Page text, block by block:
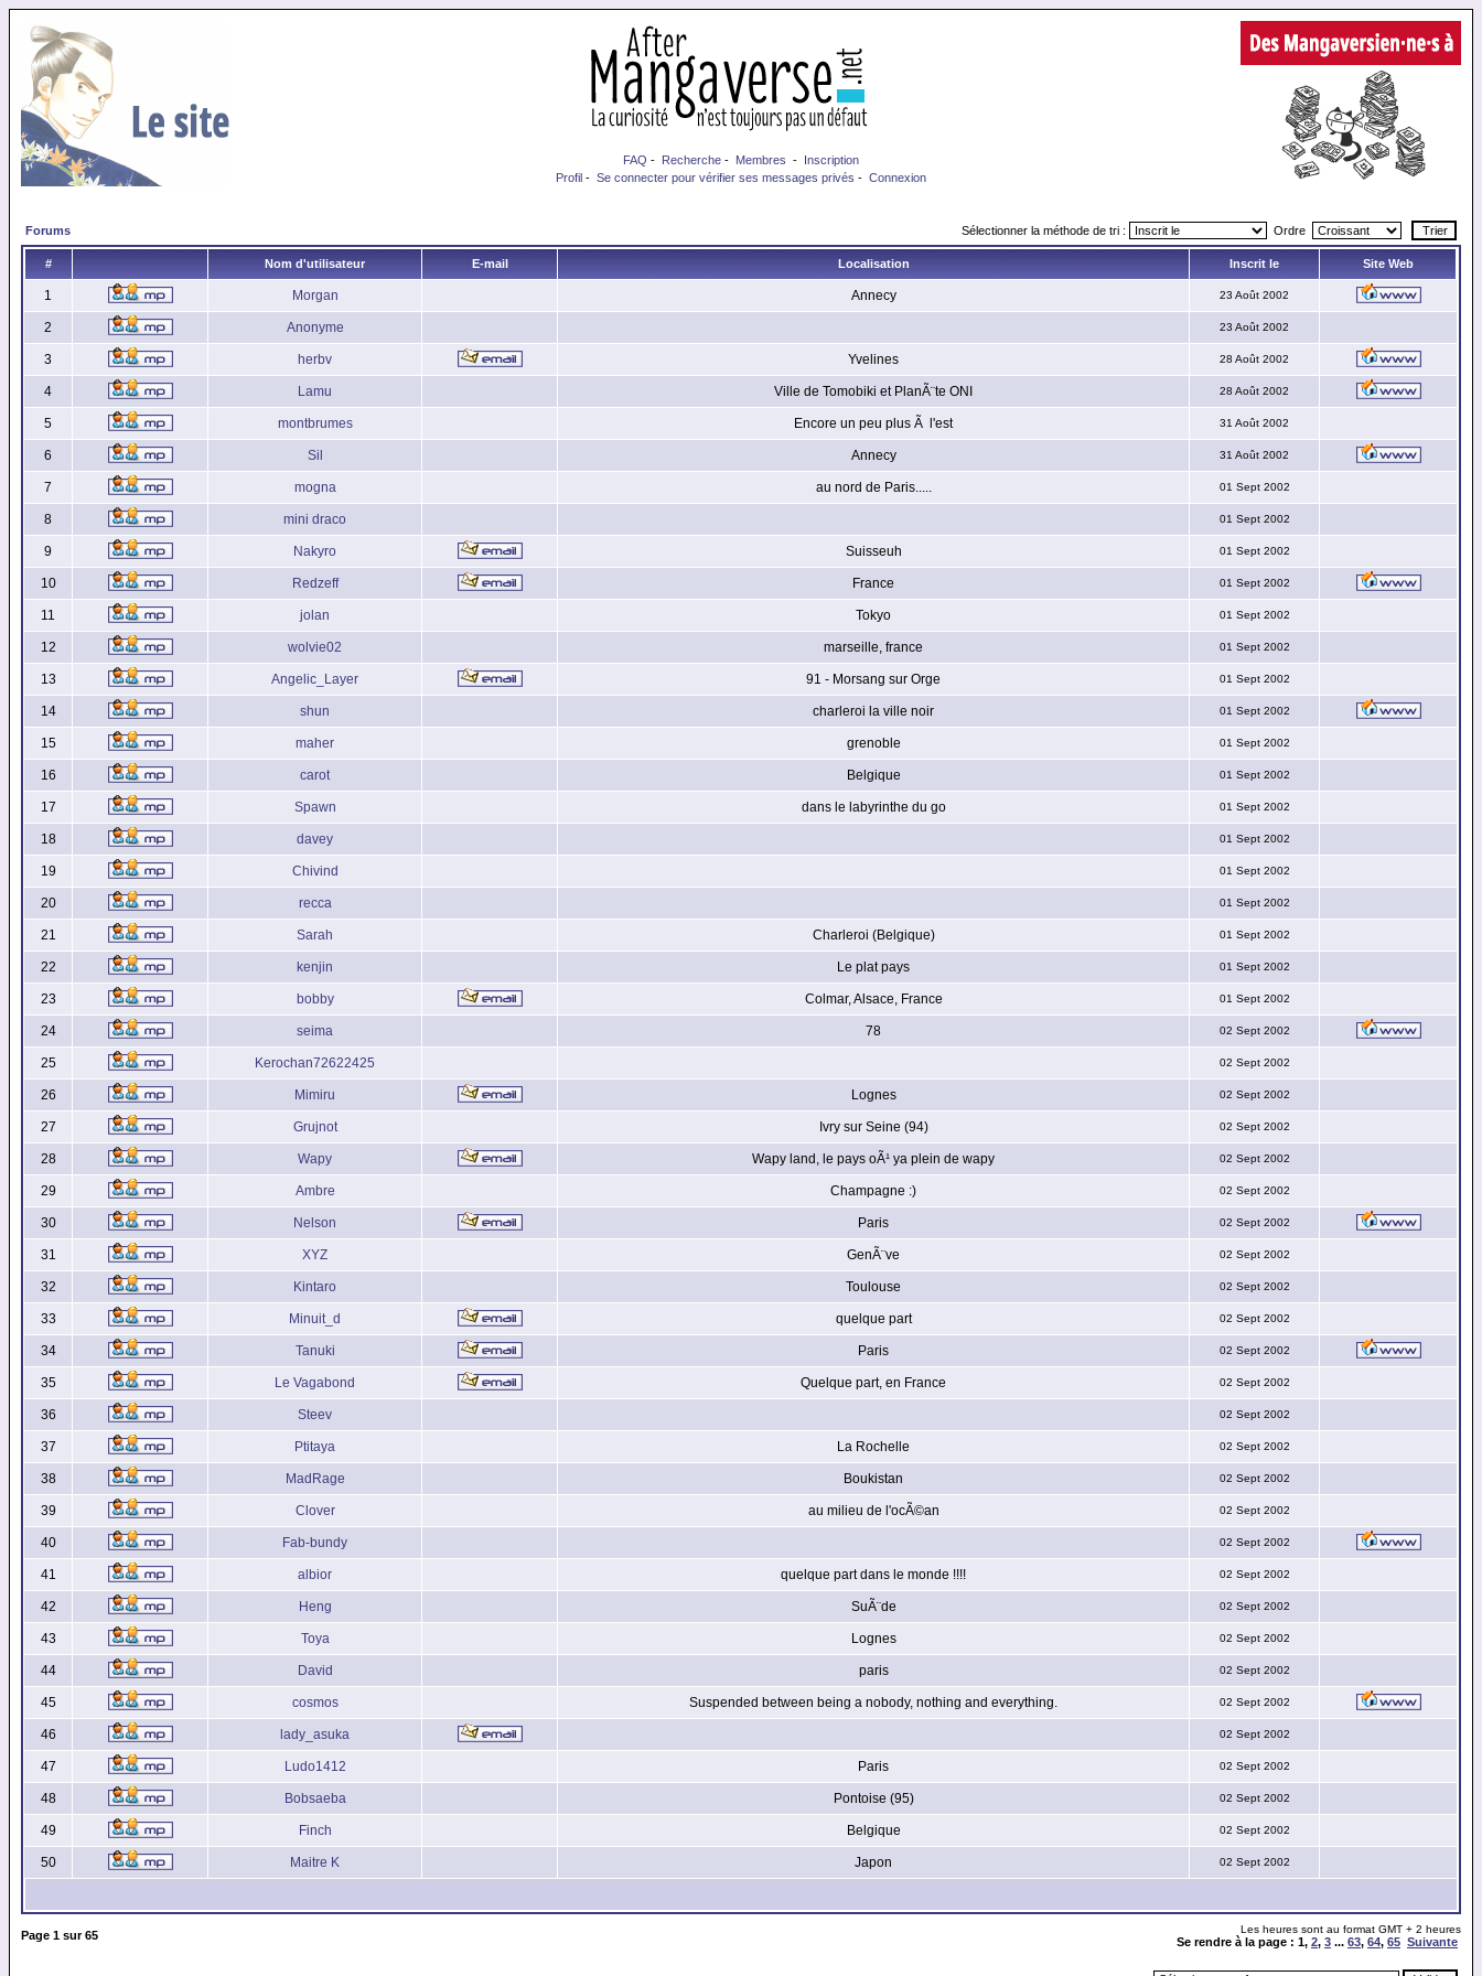
FAQ - Recherche - Membres - Inscription
Profil - Se connecter pour vérifier ses messages privés - Connexion
Forums Sélectionner la méthode de tri : Ordre
# Nom d'utilisateur E-mail Localisation Inscrit le Site Web
1 Morgan Annecy 23 Août 2002
2 Anonyme 23 Août 2002
3 herbv Yvelines 28 Août 2002
4 Lamu Ville de Tomobiki et PlanÃ¨te ONI 28 Août 2002
5 montbrumes Encore un peu plus Ã l'est 31 Août 2002
6 Sil Annecy 31 Août 2002
7 mogna au nord de Paris..... 01 Sept 2002
8 mini draco 01 Sept 2002
9 Nakyro Suisseuh 01 Sept 2002
10 Redzeff France 01 Sept 2002
11 jolan Tokyo 01 Sept 2002
12 wolvie02 marseille, france 01 Sept 2002
13 Angelic_Layer 91 - Morsang sur Orge 01 Sept 2002
14 shun charleroi la ville noir 01 Sept 2002
15 maher grenoble 01 Sept 2002
16 carot Belgique 01 Sept 2002
17 Spawn dans le labyrinthe du go 01 Sept 2002
18 davey 01 Sept 2002
19 Chivind 01 Sept 2002
20 recca 01 Sept 2002
21 Sarah Charleroi (Belgique) 01 Sept 2002
22 kenjin Le plat pays 01 Sept 2002
23 bobby Colmar, Alsace, France 01 Sept 2002
24 seima 78 02 Sept 2002
25 Kerochan72622425 02 Sept 2002
26 Mimiru Lognes 02 Sept 2002
27 Grujnot Ivry sur Seine (94) 02 Sept 2002
28 Wapy Wapy land, le pays oÃ¹ ya plein de wapy 02 Sept 2002
29 Ambre Champagne :) 02 Sept 2002
30 Nelson Paris 02 Sept 2002
31 XYZ GenÃ¨ve 02 Sept 2002
32 Kintaro Toulouse 02 Sept 2002
33 Minuit_d quelque part 02 Sept 2002
34 Tanuki Paris 02 Sept 2002
35 Le Vagabond Quelque part, en France 02 Sept 2002
36 Steev 02 Sept 2002
37 Ptitaya La Rochelle 02 Sept 2002
38 MadRage Boukistan 02 Sept 2002
39 Clover au milieu de l'ocÃ©an 02 Sept 2002
40 Fab-bundy 02 Sept 2002
41 albior quelque part dans le monde !!!! 02 Sept 2002
42 Heng SuÃ¨de 02 Sept 2002
43 Toya Lognes 02 Sept 2002
44 David paris 02 Sept 2002
45 cosmos Suspended between being a nobody, nothing and everything. 02 Sept 2002
46 lady_asuka 02 Sept 2002
47 Ludo1412 Paris 02 Sept 2002
48 Bobsaeba Pontoise (95) 02 Sept 2002
49 Finch Belgique 02 Sept 2002
50 Maitre K Japon 02 Sept 2002
Page 1 sur65 Les heures sont au format GMT + 2 heures
Se rendre à la page : 1, 2, 3 ... 63, 64, 65 Suivante